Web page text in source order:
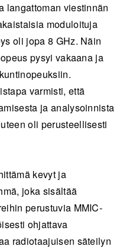
langattoman viestinnän
moduloituja
oli jopa 8 GHz. Näin
pysyi vakaana ja
varmisti, että
ja analysoinnista
oli perusteellisesti
kevyt ja
joka sisältää
perustuvia MMIC-
ohjattava
radiotaajuisen säteilyn